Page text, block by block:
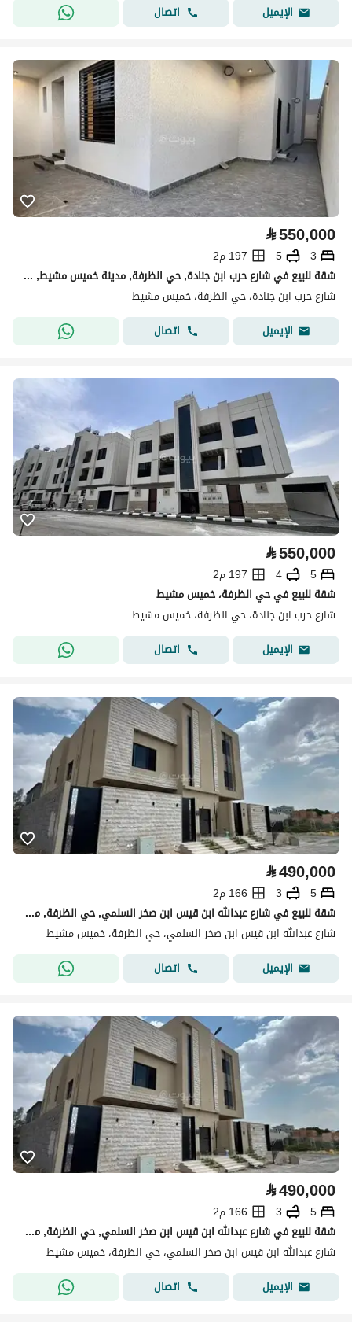
الإيميل
اتصال
⃁550,000
3
5
197 م2
شقة للبيع في شارع حرب ابن جنادة, حي الظرفة, مدينة خميس مشيط, منطقة عسير
شارع حرب ابن جنادة، حي الظرفة، خميس مشيط
الإيميل
اتصال
⃁550,000
5
4
197 م2
شقة للبيع في حي الظرفة، خميس مشيط
شارع حرب ابن جنادة، حي الظرفة، خميس مشيط
الإيميل
اتصال
⃁490,000
5
3
166 م2
شقة للبيع في شارع عبدالله ابن قيس ابن صخر السلمي, حي الظرفة, مدينة خميس مشيط
شارع عبدالله ابن قيس ابن صخر السلمي، حي الظرفة، خميس مشيط
الإيميل
اتصال
⃁490,000
5
3
166 م2
شقة للبيع في شارع عبدالله ابن قيس ابن صخر السلمي, حي الظرفة, مدينة خميس مشيط
شارع عبدالله ابن قيس ابن صخر السلمي، حي الظرفة، خميس مشيط
الإيميل
اتصال